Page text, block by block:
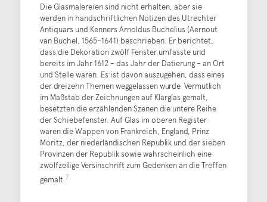
Die Glasmalereien sind nicht erhalten, aber sie
werden in handschriftlichen Notizen des Utrechter
Antiquars und Kenners Arnoldus Buchelius (Aernout
van Buchel, 1565–1641) beschrieben. Er berichtet,
dass die Dekoration zwölf Fenster umfasste und
bereits im Jahr 1612 – das Jahr der Datierung – an Ort
und Stelle waren. Es ist davon auszugehen, dass eines
der dreizehn Themen weggelassen wurde. Vermutlich
im Maßstab der Zeichnungen auf Klarglas gemalt,
besetzten die erzählenden Szenen die untere Reihe
der Schiebefenster. Auf Glas im oberen Register
waren die Wappen von Frankreich, England, Prinz
Moritz, der niederländischen Republik und der sieben
Provinzen der Republik sowie wahrscheinlich eine
zwölfzeilige Versinschrift zum Gedenken an die Treffen
gemalt.7